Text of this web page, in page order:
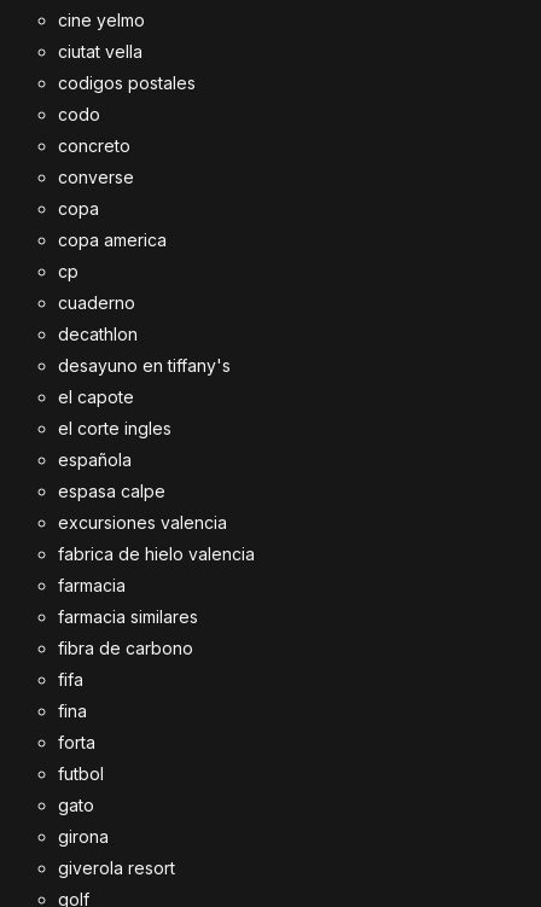
cine yelmo
ciutat vella
codigos postales
codo
concreto
converse
copa
copa america
cp
cuaderno
decathlon
desayuno en tiffany's
el capote
el corte ingles
española
espasa calpe
excursiones valencia
fabrica de hielo valencia
farmacia
farmacia similares
fibra de carbono
fifa
fina
forta
futbol
gato
girona
giverola resort
golf